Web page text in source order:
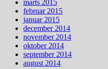
marts 2015
februar 2015
januar 2015
december 2014
november 2014
oktober 2014
september 2014
august 2014